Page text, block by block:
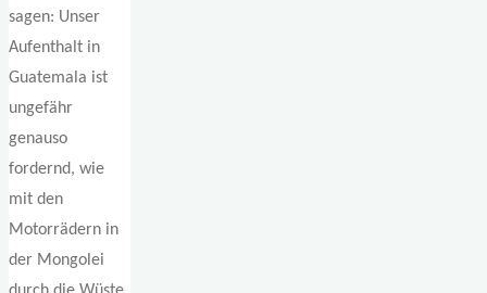
sagen: Unser
Aufenthalt in
Guatemala ist
ungefähr
genauso
fordernd, wie
mit den
Motorrädern in
der Mongolei